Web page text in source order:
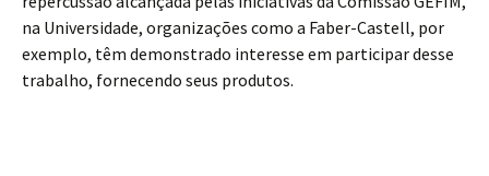
na Universidade, organizações como a Faber-Castell, por
exemplo, têm demonstrado interesse em participar desse
trabalho, fornecendo seus produtos.